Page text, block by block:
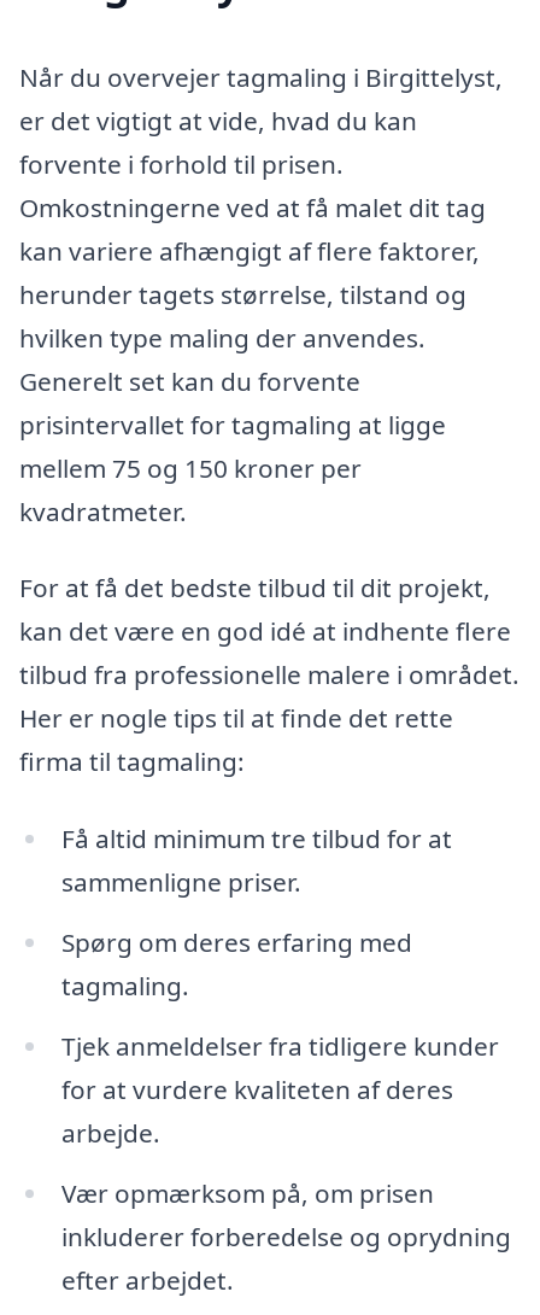
Når du overvejer tagmaling i Birgittelyst,
er det vigtigt at vide, hvad du kan
forvente i forhold til prisen.
Omkostningerne ved at få malet dit tag
kan variere afhængigt af flere faktorer,
herunder tagets størrelse, tilstand og
hvilken type maling der anvendes.
Generelt set kan du forvente
prisintervallet for tagmaling at ligge
mellem 75 og 150 kroner per
kvadratmeter.
For at få det bedste tilbud til dit projekt,
kan det være en god idé at indhente flere
tilbud fra professionelle malere i området.
Her er nogle tips til at finde det rette
firma til tagmaling:
Få altid minimum tre tilbud for at
sammenligne priser.
Spørg om deres erfaring med
tagmaling.
Tjek anmeldelser fra tidligere kunder
for at vurdere kvaliteten af deres
arbejde.
Vær opmærksom på, om prisen
inkluderer forberedelse og oprydning
efter arbejdet.